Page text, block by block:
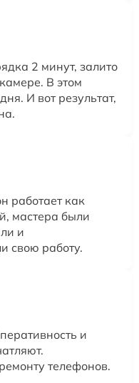
2 минут, залито
В этом
И вот результат,
работает как
мастера были
и
свою работу.
и
телефонов.